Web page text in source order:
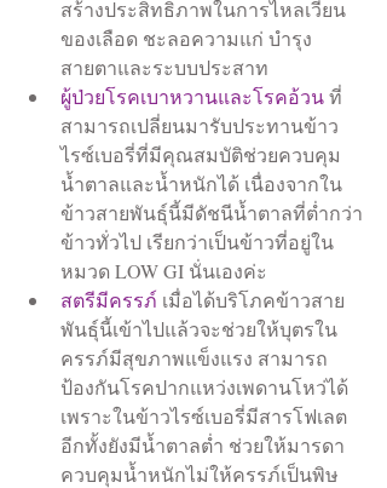
สร้างประสิทธิภาพในการไหลเวียน
ของเลือด ชะลอความแก่ บำรุง
สายตาและระบบประสาท
ผู้ป่วยโรคเบาหวานและโรคอ้วน ที่
สามารถเปลี่ยนมารับประทานข้าว
ไรซ์เบอรี่ที่มีคุณสมบัติช่วยควบคุม
น้ำตาลและน้ำหนักได้ เนื่องจากใน
ข้าวสายพันธุ์นี้มีดัชนีน้ำตาลที่ต่ำกว่า
ข้าวทั่วไป เรียกว่าเป็นข้าวที่อยู่ใน
หมวด LOW GI นั่นเองค่ะ
สตรีมีครรภ์ เมื่อได้บริโภคข้าวสาย
พันธุ์นี้เข้าไปแล้วจะช่วยให้บุตรใน
ครรภ์มีสุขภาพแข็งแรง สามารถ
ป้องกันโรคปากแหว่งเพดานโหว่ได้
เพราะในข้าวไรซ์เบอรี่มีสารโฟเลต
อีกทั้งยังมีน้ำตาลต่ำ ช่วยให้มารดา
ควบคุมน้ำหนักไม่ให้ครรภ์เป็นพิษ